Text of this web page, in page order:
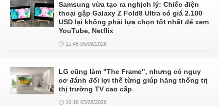
Samsung vừa tạo ra nghịch lý: Chiếc điện
thoại gập Galaxy Z Fold8 Ultra có giá 2.100
USD lại không phải lựa chọn tốt nhất để xem
YouTube, Netflix
11:45 05/08/2026
LG cũng làm "The Frame", nhưng có nguy
cơ đánh đổi lợi thế từng giúp hãng thống trị
thị trường TV cao cấp
10:18 05/08/2026